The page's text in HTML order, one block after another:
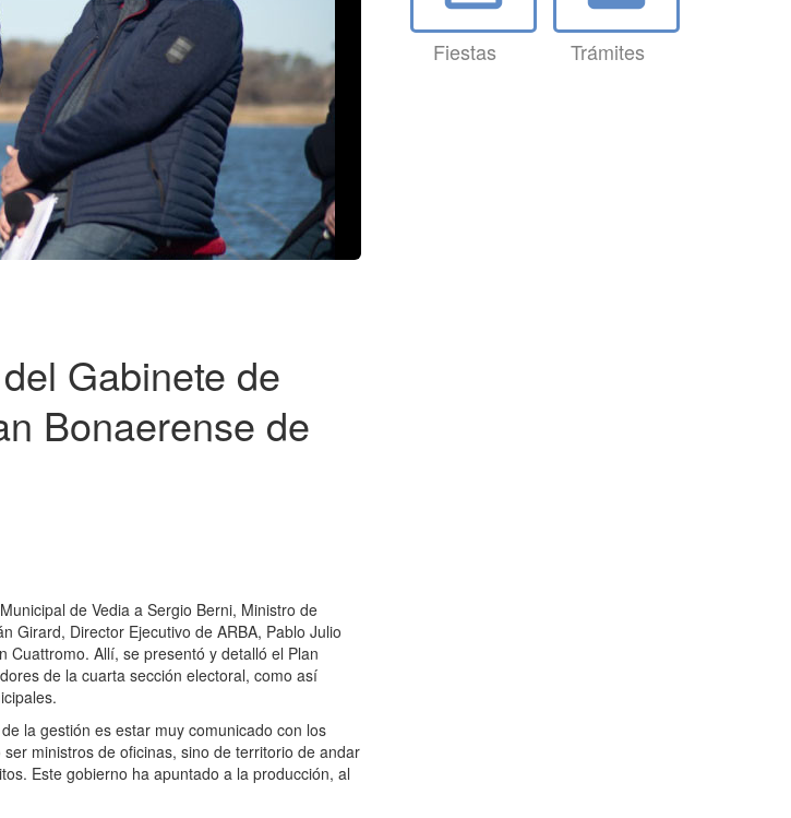
Gabinete de
Bonaerense de
de Vedia a Sergio Berni, Ministro de
Girard, Director Ejecutivo de ARBA, Pablo Julio
Cuattromo. Allí, se presentó y detalló el Plan
de la cuarta sección electoral, como así
la gestión es estar muy comunicado con los
ministros de oficinas, sino de territorio de andar
Este gobierno ha apuntado a la producción, al
Fiestas Trámites